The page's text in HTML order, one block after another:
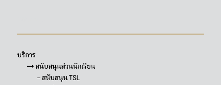
บริการ
สนับสนุนส่วนนักเรียน
– สนับสนุน TSL